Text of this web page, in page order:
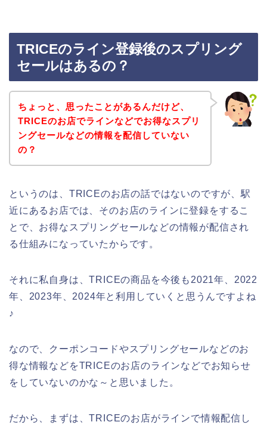
TRICEのライン登録後のスプリング
セールはあるの？
ちょっと、思ったことがあるんだけど、
TRICEのお店でラインなどでお得なスプリ
ングセールなどの情報を配信していない
の？
というのは、TRICEのお店の話ではないのですが、駅
近にあるお店では、そのお店のラインに登録をするこ
とで、お得なスプリングセールなどの情報が配信され
る仕組みになっていたからです。
それに私自身は、TRICEの商品を今後も2021年、2022
年、2023年、2024年と利用していくと思うんですよね
♪
なので、クーポンコードやスプリングセールなどのお
得な情報などをTRICEのお店のラインなどでお知らせ
をしていないのかな～と思いました。
だから、まずは、TRICEのお店がラインで情報配信し